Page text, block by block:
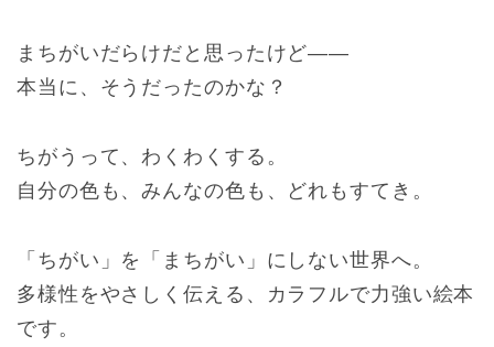
まちがいだらけだと思ったけど――
本当に、そうだったのかな？
ちがうって、わくわくする。
自分の色も、みんなの色も、どれもすてき。
「ちがい」を「まちがい」にしない世界へ。
多様性をやさしく伝える、カラフルで力強い絵本
です。